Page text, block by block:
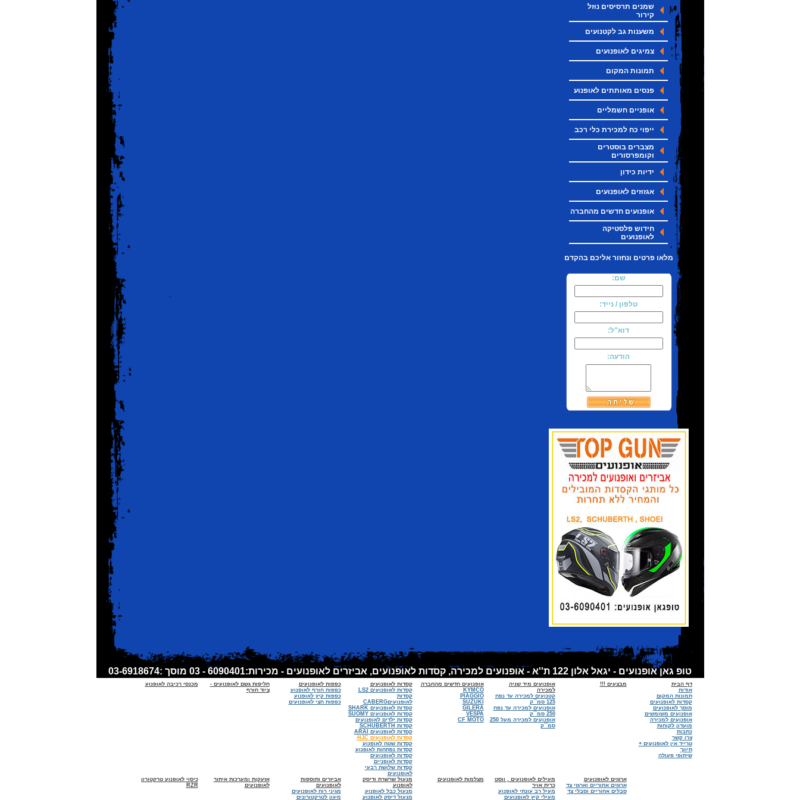
שמנים תרסיסים נוזל
קירור
משענות גב לקטנועים
צמיגים לאופנועים
תמונות המקום
פנסים מאותתים לאופנוע
אופניים חשמליים
ייפוי כח למכירת כלי רכב
מצברים בוסטרים
וקומפרסורים
ידיות כידון
אגזוזים לאופנועים
אופנועים חדשים מהחברה
חידוש פלסטיקה
לאופנועים
מלאו פרטים ונחזור אליכם בהקדם
שם:
טלפון / נייד:
דוא"ל:
הודעה:
טופ גאן אופנועים - יגאל אלון 122 ת''א - אופנועים למכירה, קסדות לאופנועים, אביזרים לאופנועים - מכירות:6090401 - 03 מוסך :03-6918674
דף הבית
אודות
תמונות המקום
קסדות לאופנועים
מוסך לאופנועים
אופנועים משומשים
אופנועים למכירה
מועדון לקוחות
כתבות
צרו קשר
טרייד אין לאופנועים +
תיווך
שיתופי פעולה
מבצעים !!!
אופנועים מיד שניה
למכירה
קטנועים למכירה עד נפח
125 סמ``ק
אופנועים למכירה עד נפח
250 סמ``ק
אופנועים למכירה מעל 250
סמ``ק
אופנועים חדשים מהחברה
KYMCO
PIAGGIO
SUZUKI
GILERA
VESPA
CF MOTO
קסדות לאופנועים
קסדות לאופנועים LS2
קסדות
לאופנועיםCABERG
קסדות לאופנועים SHARK
קסדות לאופנועים SUOMY
קסדות ילדים לאופנועים
קסדות SCHUBERTH
קסדות לאופנועים ARAI
קסדות לאופנועים HJC
קסדות שטח לאופנוע
קסדות נפתחות לאופנוע
קסדות לאופנועים
קסדות לאופניים
קסדות שלושת רבעי
לאופנועים
כפפות לאופנועים
כפפות חורף לאופנוע
כפפות קיץ לאופנוע
כפפות חצי לאופנועים
חליפות גשם לאופנועים -
ציוד חורף
מכנסי רכיבה לאופנוע
ארגזים לאופנועים
ארגזים אחוריים וארגזי צד
סבלים אחוריים וסבלי צד
מעילים לאופנועים , ווסט
כרית אויר
מעיל רב עונתי לאופנוע
מעילי קיץ לאופנועים
מצלמות לאופנועים
מנעול שרשרת ודיסק
לאופנוע
מנעול כבל לאופנוע
מנעול דיסק לאופנוע
אביזרים ותוספות
לאופנועים
מגיני רוח לאופנועים
מיגון לטרקטורונים
אזעקות ומערכות איתור
לאופנועים
כיסוי לאופנוע טרקטורון
RZR